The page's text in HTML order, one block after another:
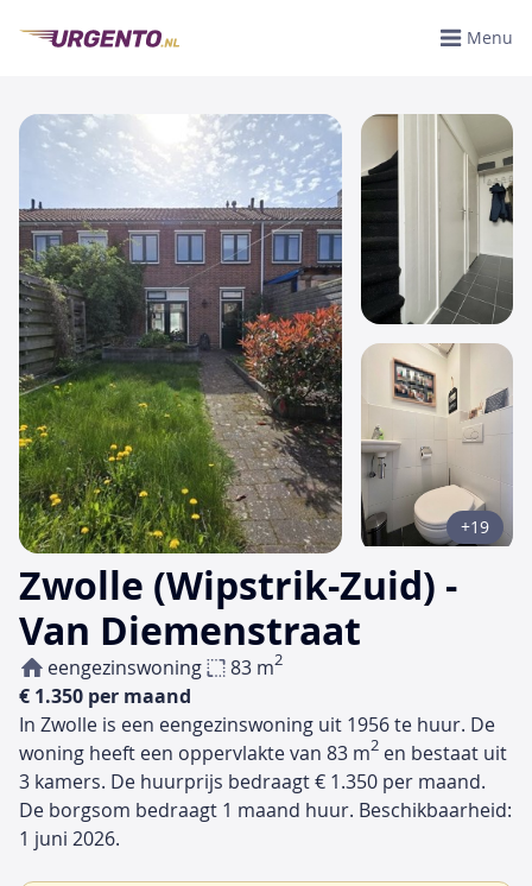
Menu
Zwolle (Wipstrik-Zuid) -
Van Diemenstraat
eengezinswoning 83 m2
€ 1.350 per maand
+19
In Zwolle is een eengezinswoning uit 1956 te huur. De
woning heeft een oppervlakte van 83 m2 en bestaat uit
3 kamers. De huurprijs bedraagt € 1.350 per maand.
De borgsom bedraagt 1 maand huur. Beschikbaarheid:
1 juni 2026.